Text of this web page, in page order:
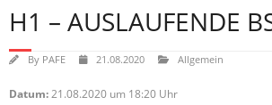
H1 – AUSLAUFENDE
By PAFE 21.08.2020 Allgemein
Datum:21.08.2020 um 18:20 Uhr